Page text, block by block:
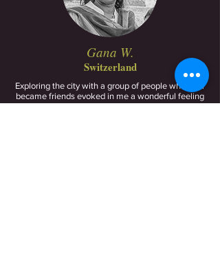
Gana W.
Switzerland
Exploring the city with a group of people who later
became friends evoked in me a wonderful feeling
of happiness.